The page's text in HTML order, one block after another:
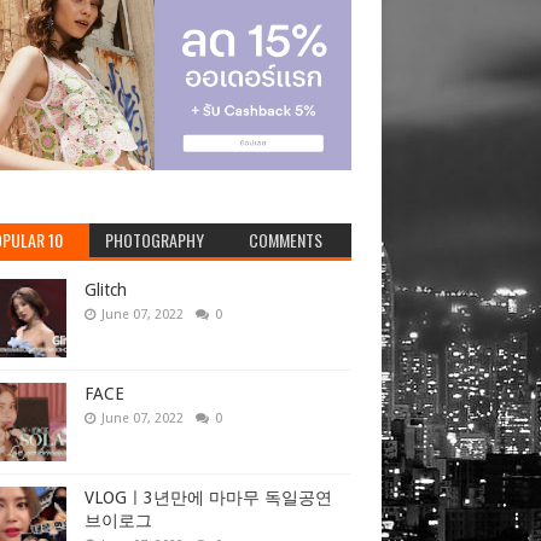
10 PHOTOGRAPHY COMMENTS
Glitch
June 07, 2022 0
FACE
June 07, 2022 0
VLOGㅣ3년만에 마마무 독일공연
브이로그